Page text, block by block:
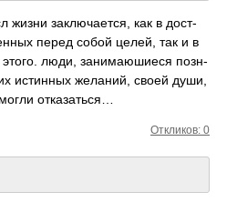
жизни закл­ючае­тся, как в дост­
перед собой целей, так и в
люди, зани­маюш­иеся позн­
исти­нных жела­ний, своей души,
отка­заться…
Откликов: 0